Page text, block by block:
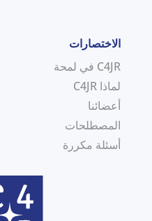
الاختصارات
C4JR في لمحة
لماذا C4JR
أعضائنا
المصطلحات
أسئلة مكررة